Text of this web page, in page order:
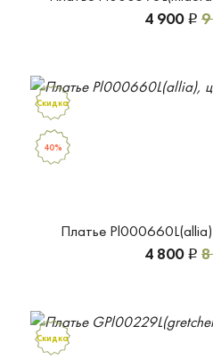
4 900 Р
Платье Pl000660L(allia)
4 800 Р
Скидка
40%
Скидка